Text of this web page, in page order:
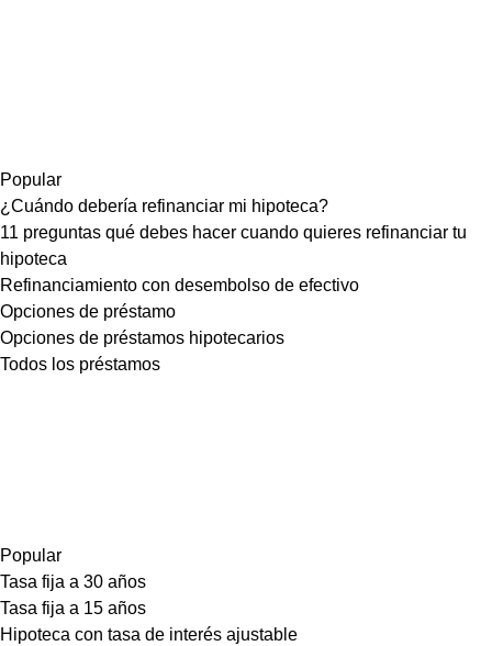
Popular
¿Cuándo debería refinanciar mi hipoteca?
11 preguntas qué debes hacer cuando quieres refinanciar tu
hipoteca
Refinanciamiento con desembolso de efectivo
Opciones de préstamo
Opciones de préstamos hipotecarios
Todos los préstamos
Popular
Tasa fija a 30 años
Tasa fija a 15 años
Hipoteca con tasa de interés ajustable